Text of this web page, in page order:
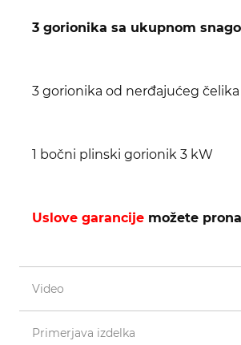
3 gorionika sa ukupnom
3 gorionika od nerđajućeg čelika
1 bočni plinski gorionik 3 kW
Uslove garancije možete
Video
Primerjava izdelka